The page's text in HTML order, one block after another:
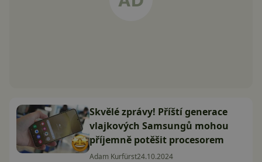
Skvělé zprávy! Příští generace
vlajkových Samsungů mohou
příjemně potěšit procesorem
Adam Kurfürst24.10.2024